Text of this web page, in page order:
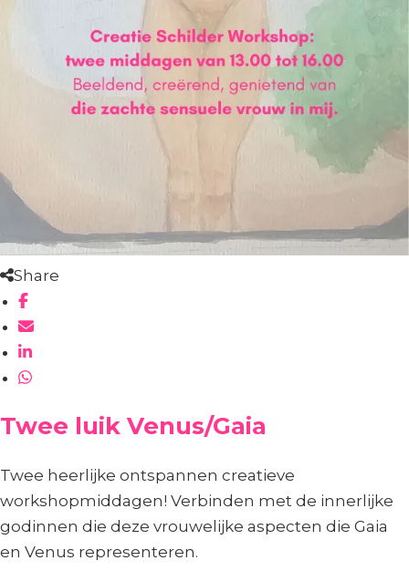
Share
Twee luik Venus/Gaia
Twee heerlijke ontspannen creatieve
workshopmiddagen! Verbinden met de innerlijke
godinnen die deze vrouwelijke aspecten die Gaia
en Venus representeren.